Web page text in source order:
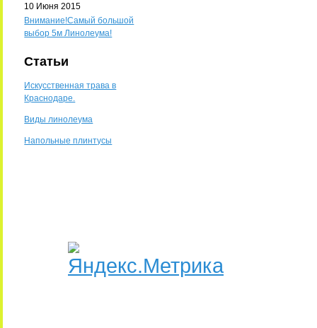
10 Июня 2015
Внимание!Самый большой
выбор 5м Линолеума!
Статьи
Искусственная трава в
Краснодаре.
Виды линолеума
Напольные плинтусы